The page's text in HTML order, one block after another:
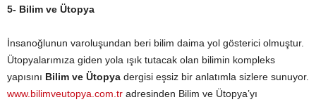
5- Bilim ve Ütopya
İnsanoğlunun varoluşundan beri bilim daima yol gösterici olmuştur.
Ütopyalarımıza giden yola ışık tutacak olan bilimin kompleks
yapısını Bilim ve Ütopya dergisi eşsiz bir anlatımla sizlere sunuyor.
www.bilimveutopya.com.tr adresinden Bilim ve Ütopya’yı